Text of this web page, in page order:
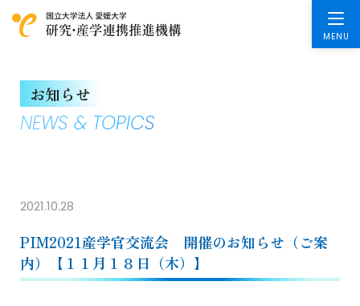
お知らせ
NEWS & TOPICS
2021.10.28
PIM2021産学官交流会 開催のお知らせ（ご案
内）【１１月１８日（木）】